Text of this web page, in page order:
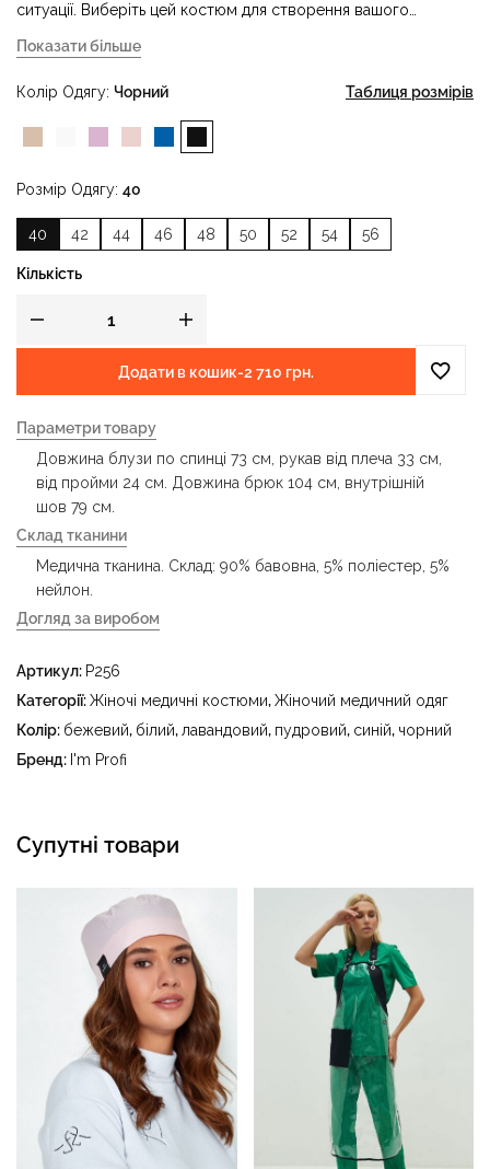
ситуації. Виберіть цей костюм для створення вашого
залишатиметься на висоті!
Показати більше
Колір Одягу Чорний
Розмір Одягу 40
40 42 44 46 48 50 52 54 56
Таблиця розмірів
Кількість
Додати в кошик-2 710 грн.
Параметри товару
Довжина блузи по спинці 73 см, рукав від плеча 33 см,
від пройми 24 см. Довжина брюк 104 см, внутрішній
шов 79 см.
Склад тканини
Медична тканина. Склад: 90% бавовна, 5% поліестер, 5%
нейлон.
Догляд за виробом
прасувати за температури праски до 150 °C - не
відбілювати - суха чистка з використанням
тетрахлоретилену (перхлоретилену) та вуглеводів
температури до 40 °C
Артикул: P256
Категорії:Жіночі медичні костюми,Жіночий медичний одяг
Колір: бежевий, білий, лавандовий, пудровий, синій, чорний
Бренд: I'm Profi
Супутні товари